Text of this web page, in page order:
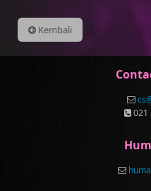
Kembali
021